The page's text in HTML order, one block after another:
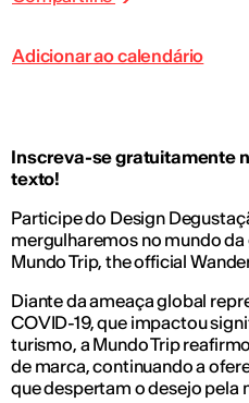
Adicionar ao calendário
Inscreva-se gratuitamente
texto!
Participe do Design
mergulharemos no mundo
Mundo Trip, the official
Diante da ameaça global
COVID-19, que impactou
turismo, a Mundo Trip
de marca, continuando a
que despertam o desejo pela